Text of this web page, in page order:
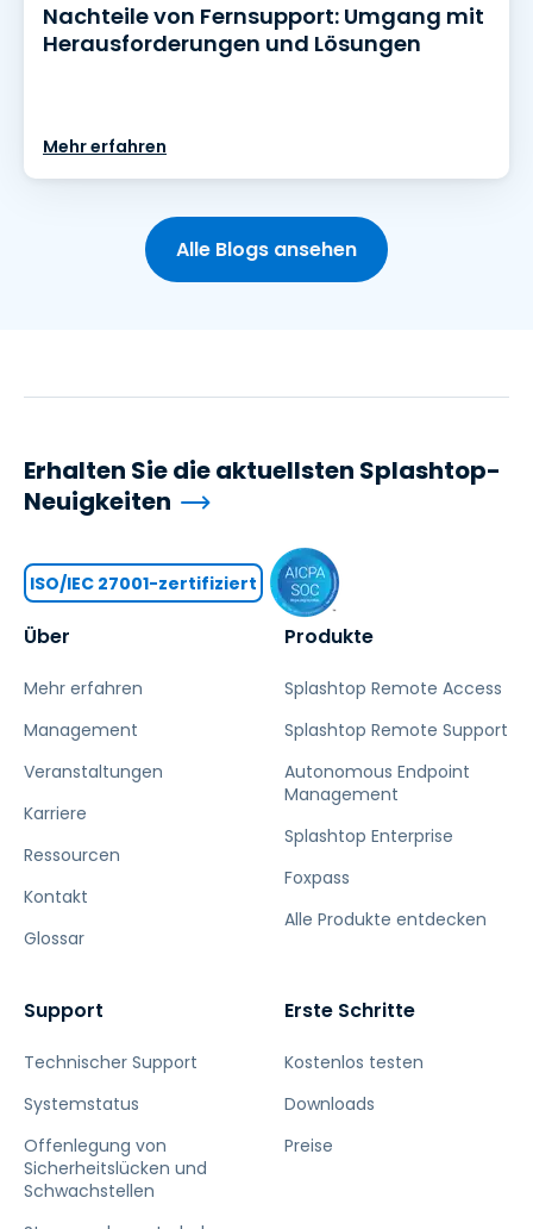
Nachteile von Fernsupport: Umgang mit
Herausforderungen und Lösungen
Mehr erfahren
Alle Blogs ansehen
Über
Mehr erfahren
Management
Veranstaltungen
Karriere
Ressourcen
Kontakt
Glossar
Produkte
Splashtop Remote Access
Splashtop Remote Support
Autonomous Endpoint
Management
Splashtop Enterprise
Foxpass
Alle Produkte entdecken
Support
Technischer Support
Systemstatus
Offenlegung von
Sicherheitslücken und
Schwachstellen
Erste Schritte
Kostenlos testen
Downloads
Preise
Erhalten Sie die aktuellsten Splashtop-
Neuigkeiten
ISO/IEC 27001-zertifiziert